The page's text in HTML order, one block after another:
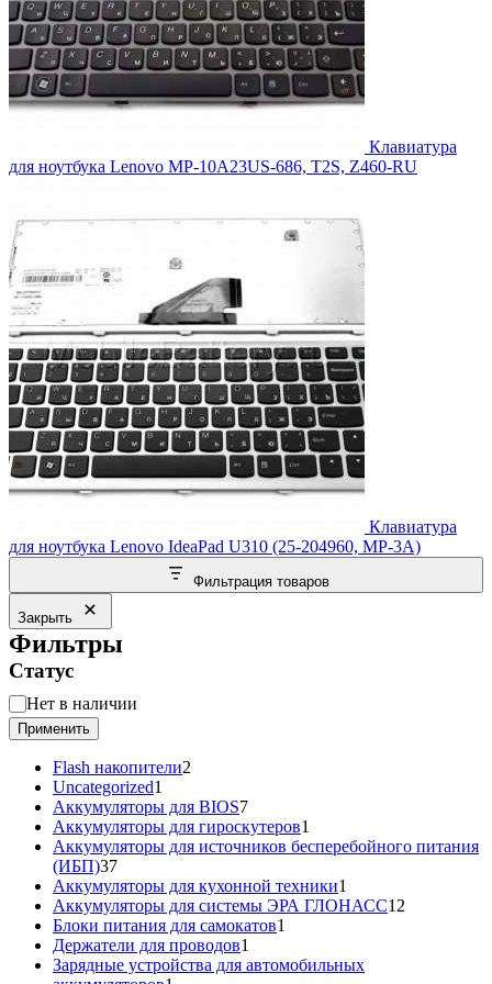
Клавиатура
для ноутбука Lenovo MP-10A23US-686, T2S, Z460-RU
Клавиатура
для ноутбука Lenovo IdeaPad U310 (25-204960, MP-3A)
Фильтрация товаров
Закрыть
Фильтры
Статус
Статус
Нет в наличии
Применить
Flash накопители2
Uncategorized1
товар
Аккумуляторы для BIOS77
товаров
Аккумуляторы для гироскутеров1
товар
Аккумуляторы для источников бесперебойного питания
(ИБП)3737
товаров
Аккумуляторы для кухонной техники1
товар
Аккумуляторы для системы ЭРА ГЛОНАСС12
Блоки питания для самокатов1
Держатели для проводов1
товар
Зарядные устройства для автомобильных